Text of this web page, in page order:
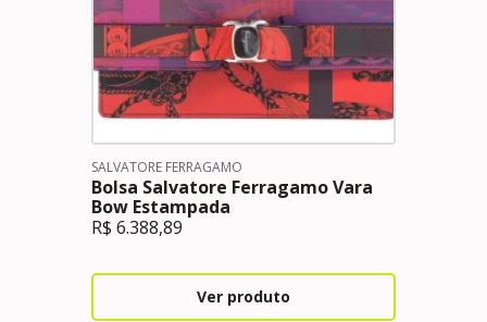
SALVATORE FERRAGAMO
Bolsa Salvatore Ferragamo Vara
Bow Estampada
R$ 6.388,89
Ver produto